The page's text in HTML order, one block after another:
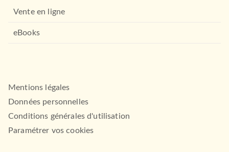
LE LIVRE DE POCHE
Vente en ligne
eBooks
Mentions légales
Données personnelles
Conditions générales d'utilisation
Paramétrer vos cookies